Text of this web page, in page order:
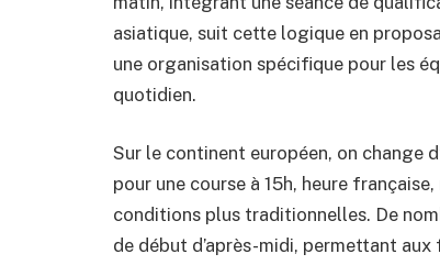
asiatique, suit cette logique en
une organisation spécifique pour les
quotidien.
Sur le continent européen, on change
pour une course à 15h, heure
conditions plus traditionnelles. De
de début d’après-midi, permettant